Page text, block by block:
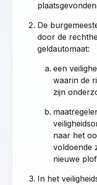
De
door de
geldautomaat:
een
waarin de
zijn
naar het
voldoende
nieuwe
In het